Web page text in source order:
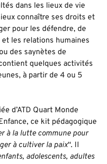
dans les lieux de vie
connaître ses droits et
pour les défendre, de
les relations humaines
des saynètes de
quelques activités
à partir de 4 ou 5
d’ATD Quart Monde
ce kit pédagogique
à la lutte commune pour
à cultiver la paix“. Il
adolescents, adultes